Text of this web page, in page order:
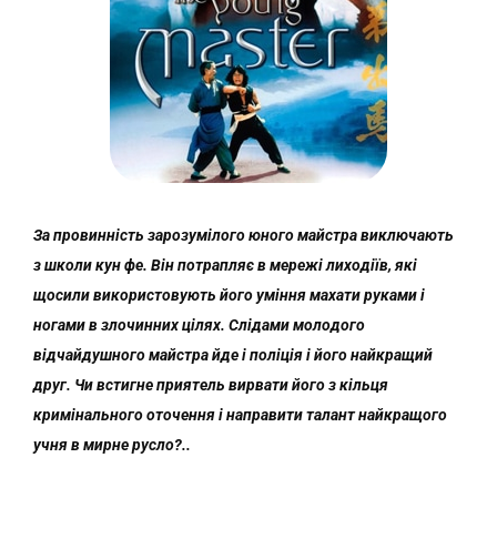
За провинність зарозумілого юного майстра виключають
з школи кун фе. Він потрапляє в мережі лиходіїв, які
щосили використовують його уміння махати руками і
ногами в злочинних цілях. Слідами молодого
відчайдушного майстра йде і поліція і його найкращий
друг. Чи встигне приятель вирвати його з кільця
кримінального оточення і направити талант найкращого
учня в мирне русло?..